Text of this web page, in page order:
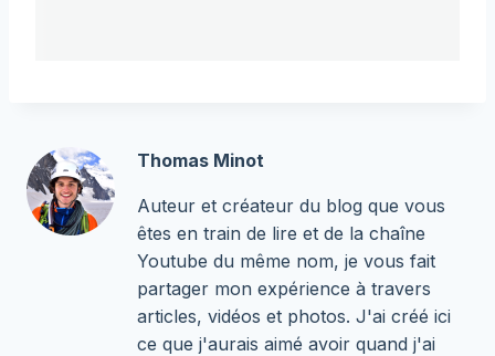
Thomas Minot
Auteur et créateur du blog que vous
êtes en train de lire et de la chaîne
Youtube du même nom, je vous fait
partager mon expérience à travers
articles, vidéos et photos. J'ai créé ici
ce que j'aurais aimé avoir quand j'ai